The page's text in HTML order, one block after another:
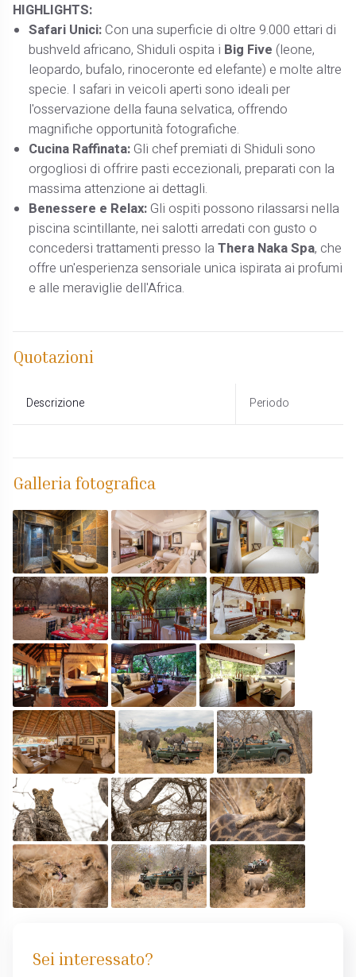
HIGHLIGHTS:
Safari Unici:Con una superficie di oltre 9.000 ettari di
bushveld africano, Shiduli ospita i Big Five (leone,
leopardo, bufalo, rinoceronte ed elefante) e molte altre
specie. I safari in veicoli aperti sono ideali per
l'osservazione della fauna selvatica, offrendo
magnifiche opportunità fotografiche. ​
Cucina Raffinata:Gli chef premiati di Shiduli sono
orgogliosi di offrire pasti eccezionali, preparati con la
massima attenzione ai dettagli.
Benessere e Relax:Gli ospiti possono rilassarsi nella
piscina scintillante, nei salotti arredati con gusto o
concedersi trattamenti presso laThera Naka Spa, che
offre un'esperienza sensoriale unica ispirata ai profumi
e alle meraviglie dell'Africa. ​
Quotazioni
Descrizione Periodo
Galleria fotografica
Sei interessato?